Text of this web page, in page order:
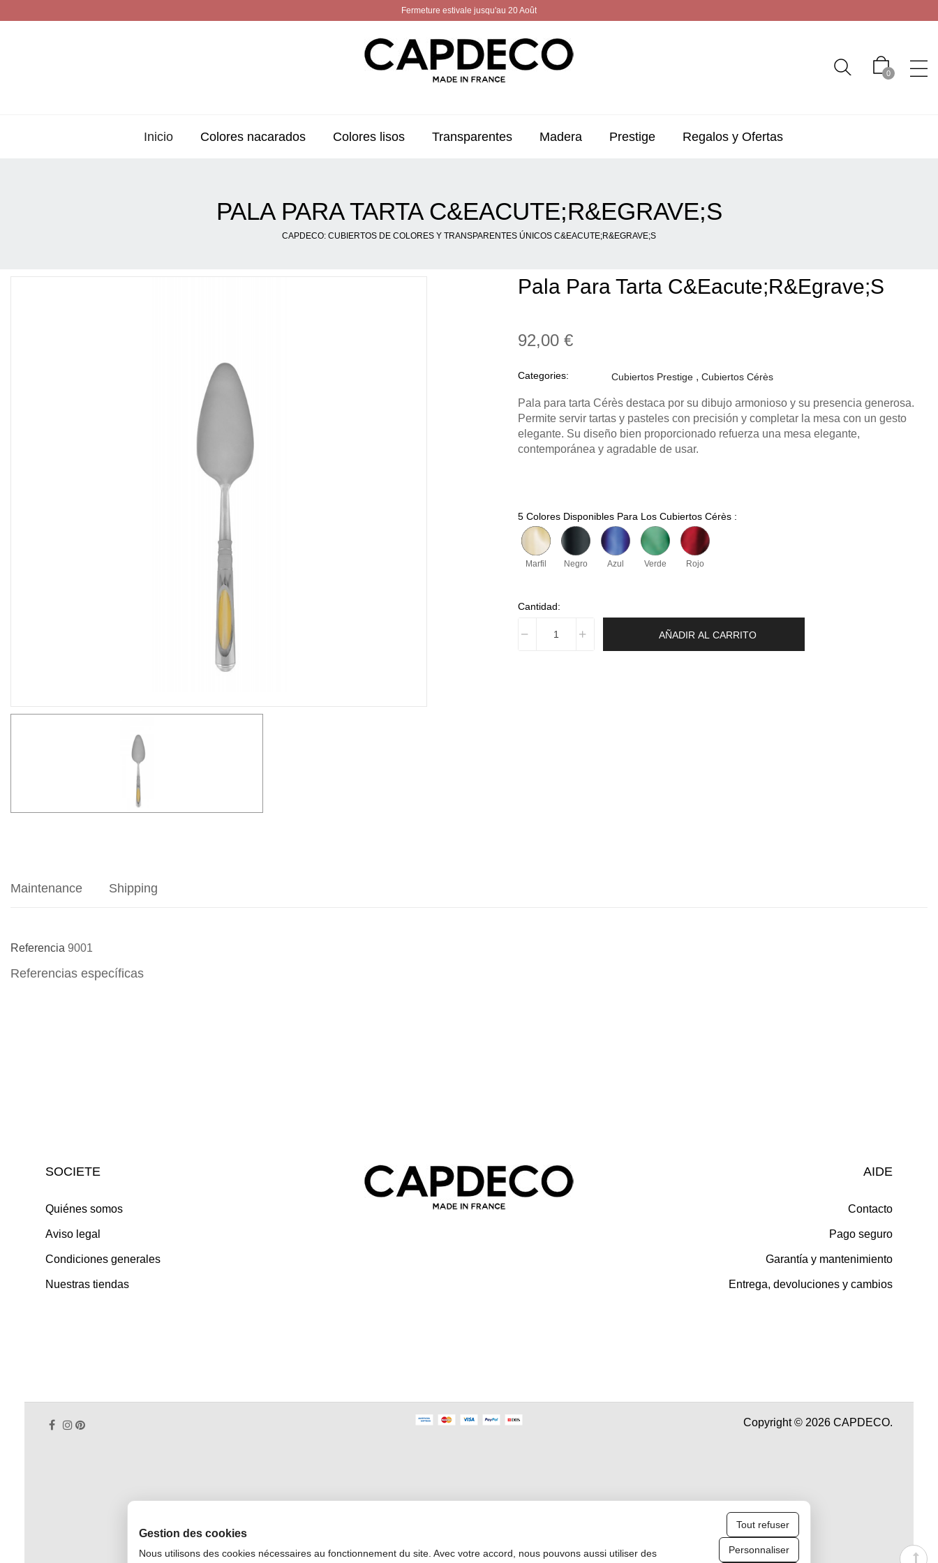
Fermeture estivale jusqu'au 20 Août
0
Inicio Colores nacarados Colores lisos Transparentes Madera Prestige Regalos y Ofertas
PALA PARA TARTA C&EACUTE;R&EGRAVE;S
CAPDECO: CUBIERTOS DE COLORES Y TRANSPARENTES ÚNICOS C&EACUTE;R&EGRAVE;S
Pala Para Tarta C&eacute;r&egrave;s
92,00 €
Categories: Cubiertos Prestige Cubiertos Cérès
Pala para tarta Cérès destaca por su dibujo armonioso y su presencia generosa.
Permite servir tartas y pasteles con precisión y completar la mesa con un gesto
elegante. Su diseño bien proporcionado refuerza una mesa elegante,
contemporánea y agradable de usar.
5 Colores Disponibles Para Los Cubiertos Cérès :
Marfil Negro Azul Verde Rojo
Cantidad:
AÑADIR AL CARRITO
Maintenance Shipping
Referencia 9001
Referencias específicas
SOCIETE
Quiénes somos
Aviso legal
Condiciones generales
Nuestras tiendas
AIDE
Contacto
Pago seguro
Garantía y mantenimiento
Entrega, devoluciones y cambios
Copyright © 2026 CAPDECO.
Gestion des cookies
Nous utilisons des cookies nécessaires au fonctionnement du site. Avec votre accord, nous pouvons aussi utiliser des
Tout refuser
Personnaliser